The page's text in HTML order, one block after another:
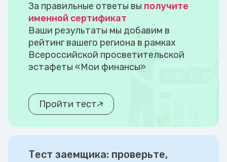
За правильные ответы вы получите
именной сертификат
Ваши результаты мы добавим в
рейтинг вашего региона в рамках
Всероссийской просветительской
эстафеты «Мои финансы»
Пройти тест
Тест заемщика: проверьте,